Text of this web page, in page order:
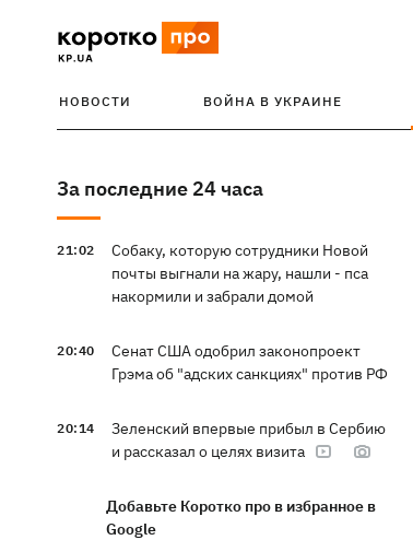
НОВОСТИ ВОЙНА В УКРАИНЕ
За последние 24 часа
21:02
Собаку, которую сотрудники Новой
почты выгнали на жару, нашли - пса
накормили и забрали домой
20:40
Сенат США одобрил законопроект
Грэма об "адских санкциях" против РФ
20:14
Зеленский впервые прибыл в Сербию
и рассказал о целях визита
Добавьте Коротко про в избранное в
Google